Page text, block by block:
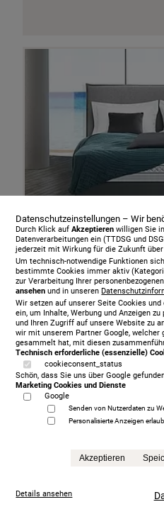
Treca Paris Oreiller, 200 x
grey
Datenschutzeinstellungen – Wir
Durch Klick aufAkzeptieren willigen Sie
Datenverarbeitungen ein (TTDSG und
jederzeit mit Wirkung für die Zukunft
Um technisch-notwendige Funktionen
bestimmte Cookies immer aktiv
zur Verarbeitung Ihrer
ansehen und in unseren
Wir setzen auf unserer Seite Cookies
ein, um Inhalte, Werbung und Anzeigen
und Ihren Zugriff auf unsere Website zu
wir mit unserem Partner Google, welcher
gesammelt hat, mit diesen
Technisch erforderliche (essenzielle)
cookieconsent_status
Schön, dass Sie uns über Google
Marketing Cookies und Dienste
Google
Senden von Nutzerdaten zu
Personalisierte Anzeigen
Akzeptieren
Details ansehen